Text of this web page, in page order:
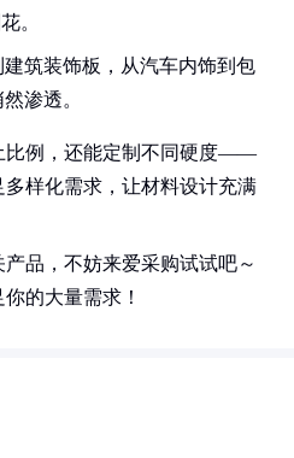
。
建筑装饰板，从汽车内饰到包
渗透。
比例，还能定制不同硬度——
样化需求，让材料设计充满
品，不妨来爱采购试试吧～
的大量需求！